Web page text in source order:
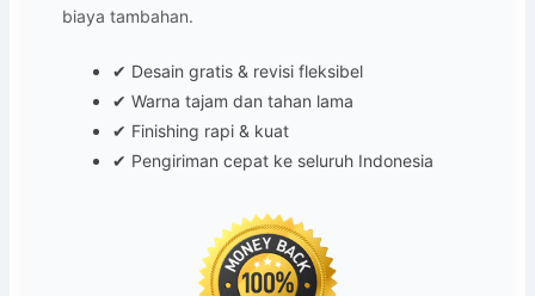
biaya tambahan.
✔ Desain gratis & revisi fleksibel
✔ Warna tajam dan tahan lama
✔ Finishing rapi & kuat
✔ Pengiriman cepat ke seluruh Indonesia